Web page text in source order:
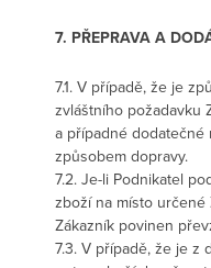
7. PŘEPRAVA A
7.1. V případě, že je
zvláštního požadavku
a případné
způsobem dopravy.
7.2. Je-li Podnikatel
zboží na místo určené
Zákazník povinen
7.3. V případě, že je z